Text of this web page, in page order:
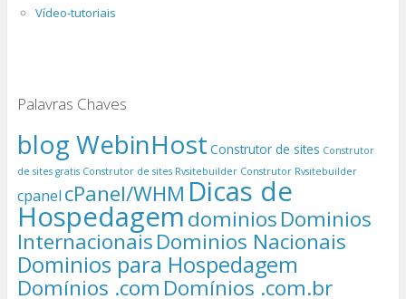
Vídeo-tutoriais
Palavras Chaves
blog WebinHost Construtor de sites Construtor
de sites gratis Construtor de sites Rvsitebuilder Construtor Rvsitebuilder
cpanel cPanel/WHM Dicas de
HospedagemdominiosDominios
InternacionaisDominios Nacionais
Dominios para Hospedagem
Domínios .com Domínios .com.br